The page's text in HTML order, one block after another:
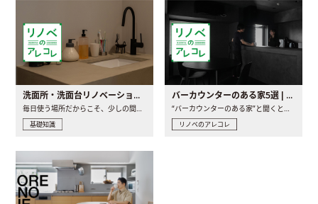
洗面所・洗面台リノベーションの事例と間取りアイデア
基礎知識
バーカウンターのある家5選 | 日常に馴染む“距離の近い”キッチンとは
リノベのアレコレ